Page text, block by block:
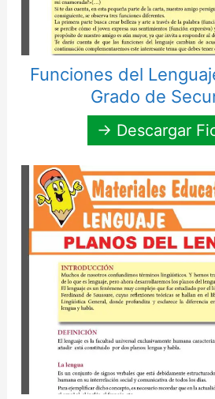
Funciones del
Grado de
→ Descargar